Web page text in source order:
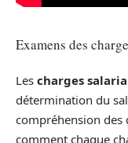
Examens des
Les charges
détermination du
compréhension des
comment chaque